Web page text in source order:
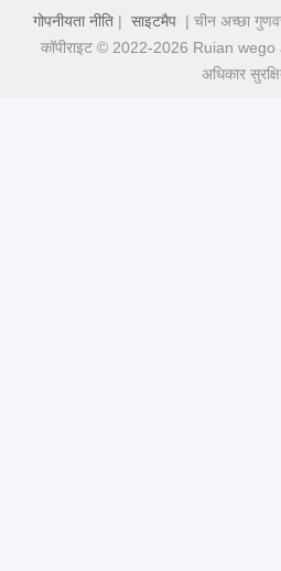
गोपनीयता नीति| साइटमैप| चीन अच्छा
कॉपीराइट © 2022-2026 Ruian
अधिकार